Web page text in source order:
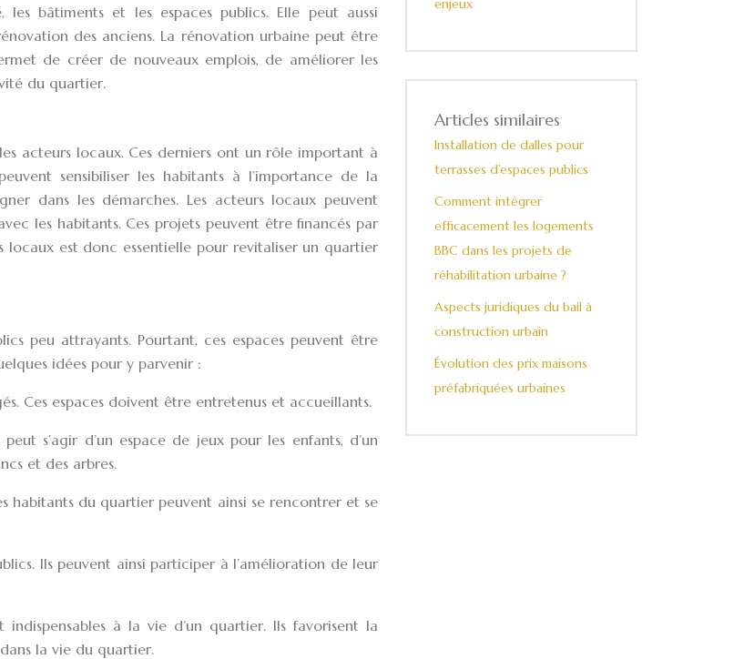
bâtiments et les espaces publics. Elle peut aussi
des anciens. La rénovation urbaine peut être
de créer de nouveaux emplois, de améliorer les
du quartier.
acteurs locaux. Ces derniers ont un rôle important à
sensibiliser les habitants à l’importance de la
dans les démarches. Les acteurs locaux peuvent
les habitants. Ces projets peuvent être financés par
locaux est donc essentielle pour revitaliser un quartier
peu attrayants. Pourtant, ces espaces peuvent être
idées pour y parvenir :
Ces espaces doivent être entretenus et accueillants.
s’agir d’un espace de jeux pour les enfants, d’un
et des arbres.
habitants du quartier peuvent ainsi se rencontrer et se
Ils peuvent ainsi participer à l’amélioration de leur
à la vie d’un quartier. Ils favorisent la
la vie du quartier.
enjeux
Articles similaires
Installation de dalles pour
terrasses d’espaces publics
Comment intégrer
efficacement les logements
BBC dans les projets de
réhabilitation urbaine ?
Aspects juridiques du bail à
construction urbain
Évolution des prix maisons
préfabriquées urbaines